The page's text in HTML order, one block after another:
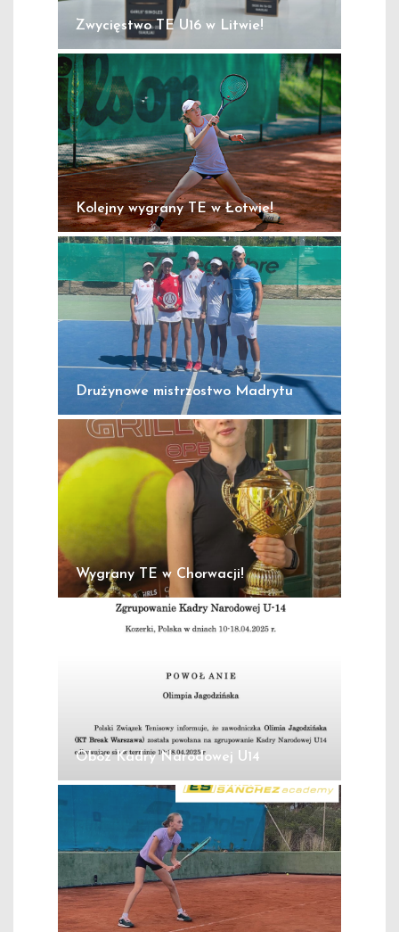
Zwycięstwo TE U16 w Litwie!
Kolejny wygrany TE w Łotwie!
Drużynowe mistrzostwo Madrytu
Wygrany TE w Chorwacji!
Obóz Kadry Narodowej U14